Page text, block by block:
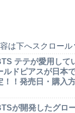
は下へスクロー
テテが愛用して
ルドピアスが日本
！！発売日・購入
が開発したグロ